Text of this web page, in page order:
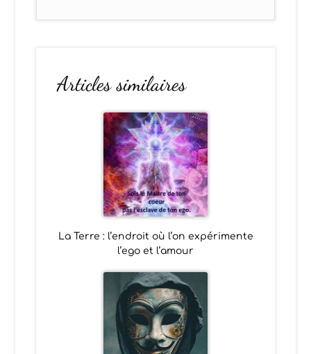
Articles similaires
La Terre : l’endroit où l’on expérimente
l’ego et l’amour